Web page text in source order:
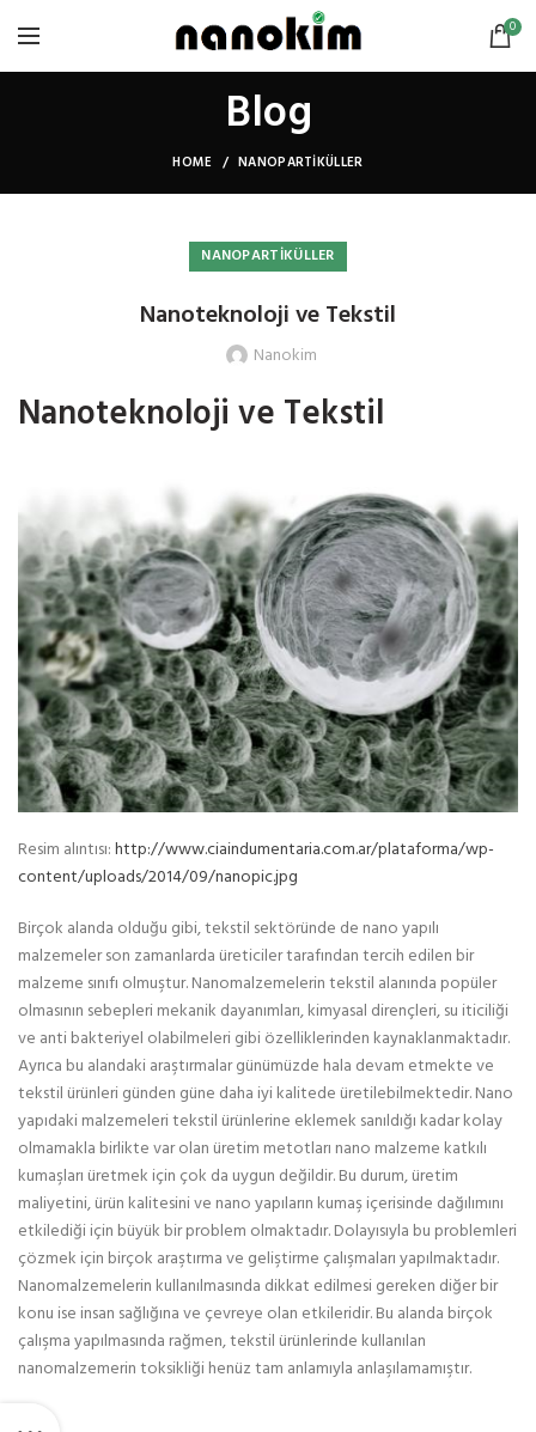
0
Blog
HOME NANOPARTIKÜLLER
NANOPARTIKÜLLER
Nanoteknoloji ve Tekstil
Nanokim
Nanoteknoloji ve Tekstil
Resim alıntısı:http://www.ciaindumentaria.com.ar/plataforma/wp-
content/uploads/2014/09/nanopic.jpg
Birçok alanda olduğu gibi, tekstil sektöründe de nano yapılı
malzemeler son zamanlarda üreticiler tarafından tercih edilen bir
malzeme sınıfı olmuştur. Nanomalzemelerin tekstil alanında popüler
olmasının sebepleri mekanik dayanımları, kimyasal dirençleri, su iticiliği
ve anti bakteriyel olabilmeleri gibi özelliklerinden kaynaklanmaktadır.
Ayrıca bu alandaki araştırmalar günümüzde hala devam etmekte ve
tekstil ürünleri günden güne daha iyi kalitede üretilebilmektedir. Nano
yapıdaki malzemeleri tekstil ürünlerine eklemek sanıldığı kadar kolay
olmamakla birlikte var olan üretim metotları nano malzeme katkılı
kumaşları üretmek için çok da uygun değildir. Bu durum, üretim
maliyetini, ürün kalitesini ve nano yapıların kumaş içerisinde dağılımını
etkilediği için büyük bir problem olmaktadır. Dolayısıyla bu problemleri
çözmek için birçok araştırma ve geliştirme çalışmaları yapılmaktadır.
Nanomalzemelerin kullanılmasında dikkat edilmesi gereken diğer bir
konu ise insan sağlığına ve çevreye olan etkileridir. Bu alanda birçok
çalışma yapılmasında rağmen, tekstil ürünlerinde kullanılan
nanomalzemerin toksikliği henüz tam anlamıyla anlaşılamamıştır.